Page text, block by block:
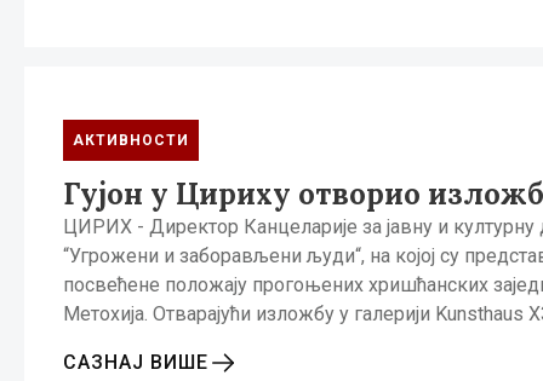
АКТИВНОСТИ
Гујон у Цириху отворио
ЦИРИХ - Директор Канцеларије за јавну и
“Угрожени и заборављени људи“, на којој су
посвећене положају прогоњених хришћанских
Метохија. Отварајући изложбу у галерији Kunsthaus
САЗНАЈ ВИШЕ